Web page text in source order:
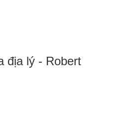
địa lý - Robert